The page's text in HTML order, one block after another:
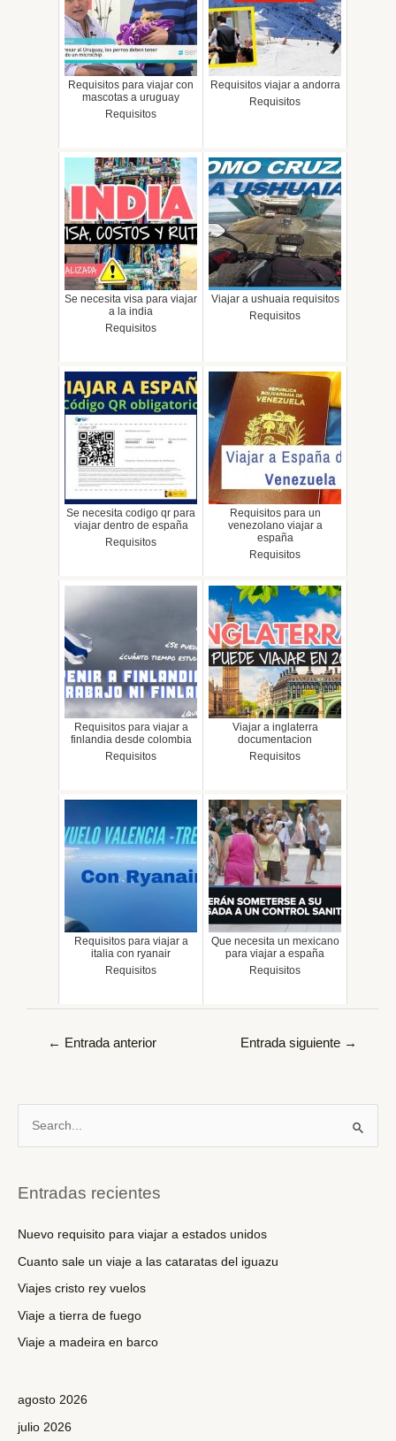
Requisitos para viajar con
mascotas a uruguay
Requisitos
Requisitos viajar a andorra
Requisitos
Se necesita visa para viajar
a la india
Requisitos
Viajar a ushuaia requisitos
Requisitos
Se necesita codigo qr para
viajar dentro de españa
Requisitos
Requisitos para un
venezolano viajar a
españa
Requisitos
Requisitos para viajar a
finlandia desde colombia
Requisitos
Viajar a inglaterra
documentacion
Requisitos
Requisitos para viajar a
italia con ryanair
Requisitos
Que necesita un mexicano
para viajar a españa
Requisitos
Navegación
← Entrada anterior Entrada siguiente →
c
r
p
o
Entradas recientes
Nuevo requisito para viajar a estados unidos
Cuanto sale un viaje a las cataratas del iguazu
Viajes cristo rey vuelos
Viaje a tierra de fuego
Viaje a madeira en barco
agosto 2026
julio 2026